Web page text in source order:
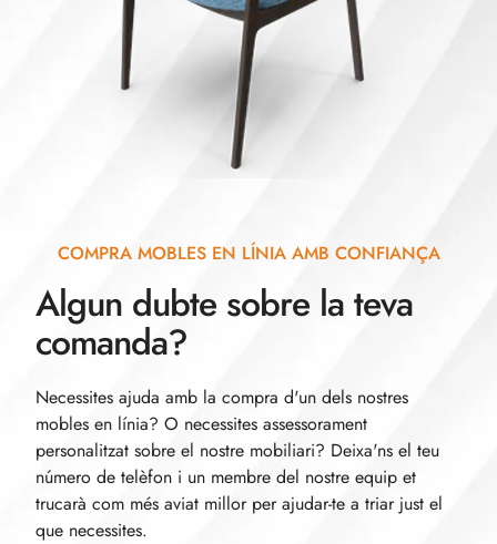
COMPRA MOBLES EN LÍNIA AMB CONFIANÇA
Algun dubte sobre la teva
comanda?
Necessites ajuda amb la compra d'un dels nostres
mobles en línia? O necessites assessorament
personalitzat sobre el nostre mobiliari? Deixa'ns el teu
número de telèfon i un membre del nostre equip et
trucarà com més aviat millor per ajudar-te a triar just el
que necessites.